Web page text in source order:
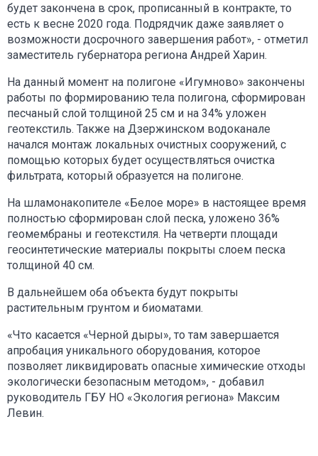
будет закончена в срок, прописанный в контракте, то
есть к весне 2020 года. Подрядчик даже заявляет о
возможности досрочного завершения работ», - отметил
заместитель губернатора региона Андрей Харин.
На данный момент на полигоне «Игумново» закончены
работы по формированию тела полигона, сформирован
песчаный слой толщиной 25 см и на 34% уложен
геотекстиль. Также на Дзержинском водоканале
начался монтаж локальных очистных сооружений, с
помощью которых будет осуществляться очистка
фильтрата, который образуется на полигоне.
На шламонакопителе «Белое море» в настоящее время
полностью сформирован слой песка, уложено 36%
геомембраны и геотекстиля. На четверти площади
геосинтетические материалы покрыты слоем песка
толщиной 40 см.
В дальнейшем оба объекта будут покрыты
растительным грунтом и биоматами.
«Что касается «Черной дыры», то там завершается
апробация уникального оборудования, которое
позволяет ликвидировать опасные химические отходы
экологически безопасным методом», - добавил
руководитель ГБУ НО «Экология региона» Максим
Левин.